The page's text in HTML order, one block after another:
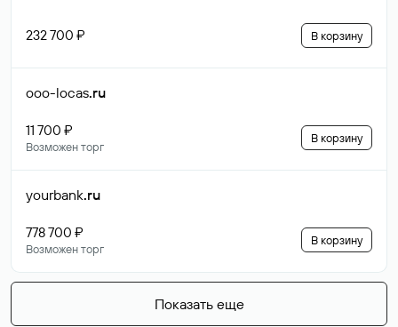
232 700 ₽ В корзину
ooo-locas.ru
11 700 ₽
Возможен торг
В корзину
yourbank.ru
778 700 ₽
Возможен торг
В корзину
Показать еще